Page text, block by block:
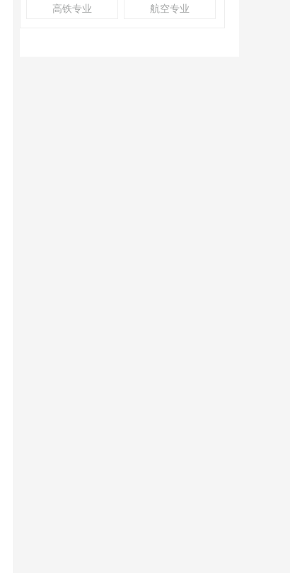
高铁专业 航空专业